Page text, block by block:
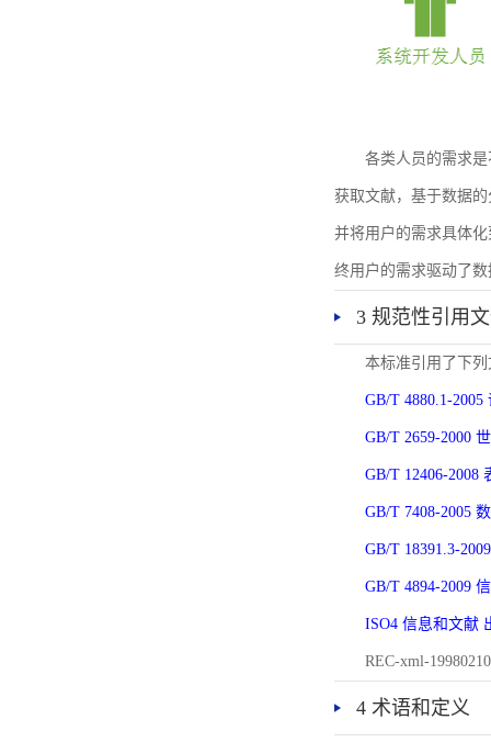
各类人员的需求
获取文献，基于数据
并将用户的需求具体
终用户的需求驱动了
3 规范性引用
本标准引用了下
GB/T 4880.1-
GB/T 2659-2000
GB/T 12406-2008
GB/T 7408-2005
GB/T 18391.3-
GB/T 4894-2009
ISO4 信息和文献
REC-xml-
4 术语和定义